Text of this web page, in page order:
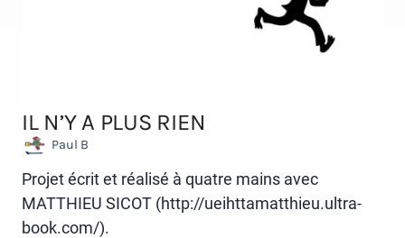
IL N’Y A PLUS RIEN
Paul B
Projet écrit et réalisé à quatre mains avec
MATTHIEU SICOT (http://ueihttamatthieu.ultra-
book.com/).